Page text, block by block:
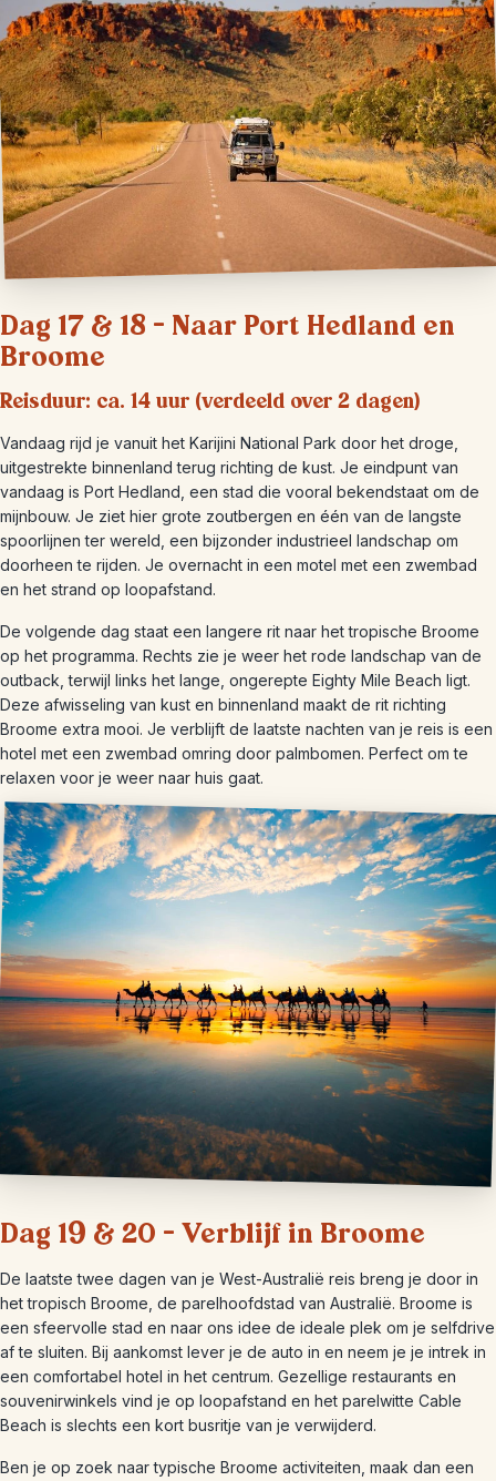
Dag 17 & 18 – Naar Port Hedland en
Broome
Reisduur: ca. 14 uur (verdeeld over 2 dagen)
Vandaag rijd je vanuit het Karijini National Park door het droge,
uitgestrekte binnenland terug richting de kust. Je eindpunt van
vandaag is Port Hedland, een stad die vooral bekendstaat om de
mijnbouw. Je ziet hier grote zoutbergen en één van de langste
spoorlijnen ter wereld, een bijzonder industrieel landschap om
doorheen te rijden. Je overnacht in een motel met een zwembad
en het strand op loopafstand.
De volgende dag staat een langere rit naar het tropische Broome
op het programma. Rechts zie je weer het rode landschap van de
outback, terwijl links het lange, ongerepte Eighty Mile Beach ligt.
Deze afwisseling van kust en binnenland maakt de rit richting
Broome extra mooi. Je verblijft de laatste nachten van je reis is een
hotel met een zwembad omring door palmbomen. Perfect om te
relaxen voor je weer naar huis gaat.
Dag 19 & 20 – Verblijf in Broome
De laatste twee dagen van je West-Australië reis breng je door in
het tropisch Broome, de parelhoofdstad van Australië. Broome is
een sfeervolle stad en naar ons idee de ideale plek om je selfdrive
af te sluiten. Bij aankomst lever je de auto in en neem je je intrek in
een comfortabel hotel in het centrum. Gezellige restaurants en
souvenirwinkels vind je op loopafstand en het parelwitte Cable
Beach is slechts een kort busritje van je verwijderd.
Ben je op zoek naar typische Broome activiteiten, maak dan een